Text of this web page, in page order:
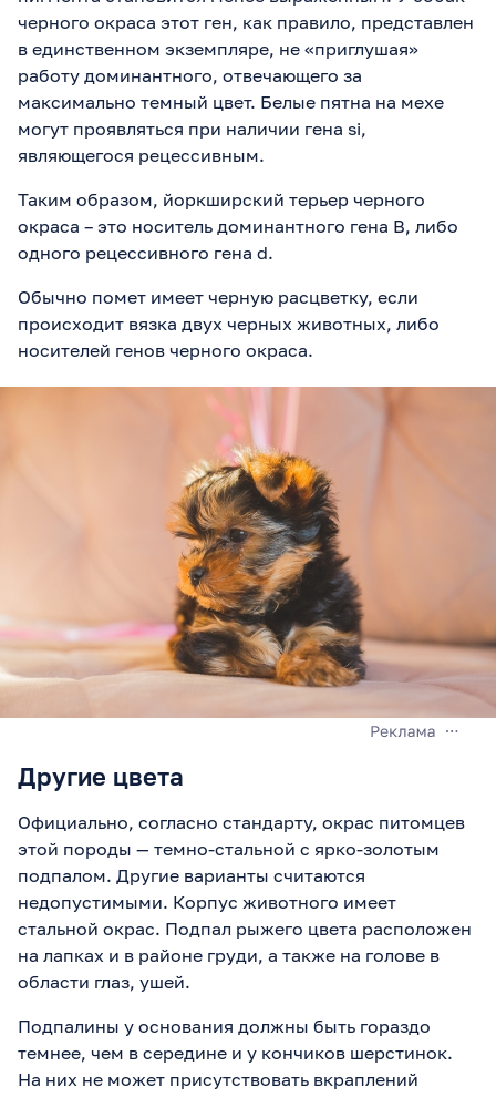
черного окраса этот ген, как правило, представлен
в единственном экземпляре, не «приглушая»
работу доминантного, отвечающего за
максимально темный цвет. Белые пятна на мехе
могут проявляться при наличии гена si,
являющегося рецессивным.
Таким образом, йоркширский терьер черного
окраса – это носитель доминантного гена B, либо
одного рецессивного гена d.
Обычно помет имеет черную расцветку, если
происходит вязка двух черных животных, либо
носителей генов черного окраса.
Другие цвета
Официально, согласно стандарту, окрас питомцев
этой породы — темно-стальной с ярко-золотым
подпалом. Другие варианты считаются
недопустимыми. Корпус животного имеет
стальной окрас. Подпал рыжего цвета расположен
на лапках и в районе груди, а также на голове в
области глаз, ушей.
Подпалины у основания должны быть гораздо
темнее, чем в середине и у кончиков шерстинок.
На них не может присутствовать вкраплений